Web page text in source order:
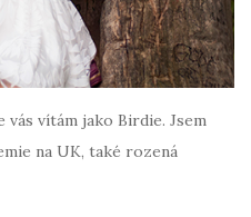
vás vítám jako Birdie. Jsem
na UK, také rozená